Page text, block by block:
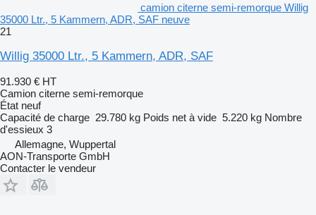
camion citerne semi-remorque Willig
35000 Ltr., 5 Kammern, ADR, SAF neuve
21
Willig 35000 Ltr., 5 Kammern, ADR, SAF
91.930 € HT
Camion citerne semi-remorque
État neuf
Capacité de charge 29.780 kg Poids net à vide 5.220 kg Nombre
d'essieux 3
Allemagne, Wuppertal
AON-Transporte GmbH
Contacter le vendeur